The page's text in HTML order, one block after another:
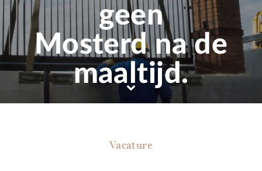
geen
Mosterd na de
maaltijd.
Vacature